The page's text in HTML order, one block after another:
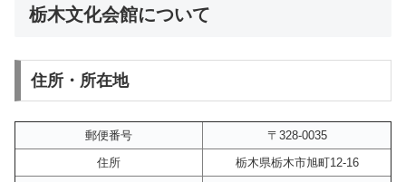
栃木文化会館について
住所・所在地
郵便番号
〒328-0035
住所
栃木県栃木市旭町12-16